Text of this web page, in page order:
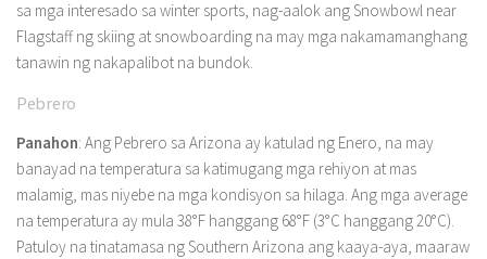
sa mga interesado sa winter sports, nag-aalok ang Snowbowl near
Flagstaff ng skiing at snowboarding na may mga nakamamanghang
tanawin ng nakapalibot na bundok.
Pebrero
Panahon: Ang Pebrero sa Arizona ay katulad ng Enero, na may
banayad na temperatura sa katimugang mga rehiyon at mas
malamig, mas niyebe na mga kondisyon sa hilaga. Ang mga average
na temperatura ay mula 38°F hanggang 68°F (3°C hanggang 20°C).
Patuloy na tinatamasa ng Southern Arizona ang kaaya-aya, maaraw